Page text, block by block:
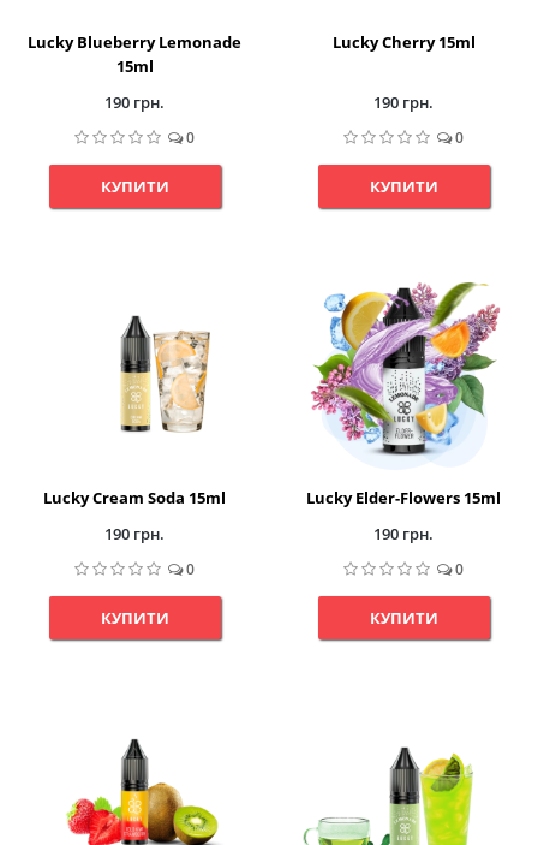
Lucky Blueberry Lemonade
15ml
190 грн.
0
КУПИТИ
Lucky Cherry 15ml
190 грн.
0
КУПИТИ
Lucky Cream Soda 15ml
190 грн.
0
КУПИТИ
Lucky Elder-Flowers 15ml
190 грн.
0
КУПИТИ